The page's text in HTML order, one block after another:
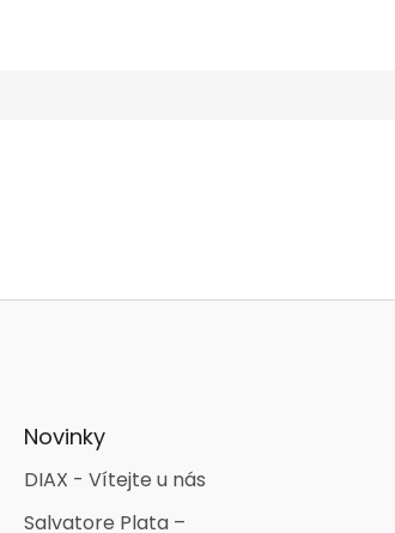
Novinky
DIAX - Vítejte u nás
Salvatore Plata –